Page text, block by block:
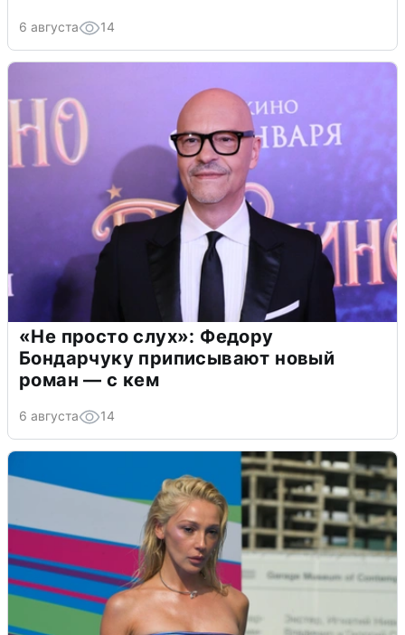
6 августа 14
«Не просто слух»: Федору
Бондарчуку приписывают новый
роман — с кем
6 августа 14